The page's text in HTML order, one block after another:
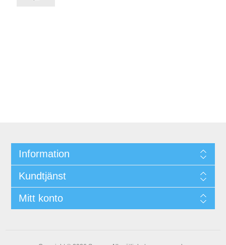
Information
Kundtjänst
Mitt konto